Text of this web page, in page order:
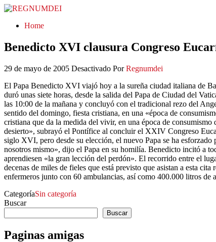
REGNUMDEI
Home
Benedicto XVI clausura Congreso
29 de mayo de 2005 Desactivado Por Regnumdei
El Papa Benedicto XVI viajó hoy a la sureña ciudad italiana de
duró unas siete horas, desde la salida del Papa de Ciudad del
las 10:00 de la mañana y concluyó con el tradicional rezo del
sentido del domingo, fiesta cristiana, en una «época de
cristiana que da la medida del vivir, en una época de
desierto», subrayó el Pontífice al concluir el XXIV Congreso
siglo XVI, pero desde su elección, el nuevo Papa se ha
nosotros mismo», dijo el Papa en su homilía. Benedicto incitó a
aprendiesen «la gran lección del perdón». El recorrido entre el
decenas de miles de fieles que está previsto que asistan a esta
enfermeros junto con 60 ambulancias, así como 400.000 litros de
CategoríaSin categoría
Buscar
Buscar
Paginas amigas